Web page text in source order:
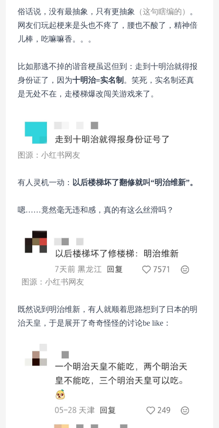
俗话说，没有最抽象，只有更抽象 （这句瞎编的）
。
网友们玩起梗来是头也不疼了，腰也不酸了，精神倍
儿棒，吃嘛嘛香。。。
比如那逃不掉的谐音梗虽迟但到：走到十明治就得报
身份证了，因为十明治=实名制 。笑死，实名制还真
是无处不在，走楼梯爆改闯关游戏来了。
图源：小红书网友
有人灵机一动： 以后楼梯坏了翻修就叫“明治维新”。
嗯……竟然毫无违和感，真的有这么丝滑吗？
图源：小红书网友
既然说到明治维新，有人就顺着思路想到了日本的明
治天皇，于是展开了奇奇怪怪的讨论be like：